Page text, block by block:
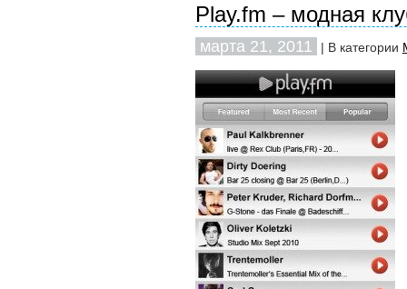
Play.fm – модная
марта 21, 2011 | В категории